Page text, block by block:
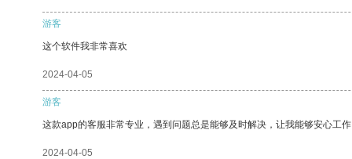
游客
这个软件我非常喜欢
2024-04-05
游客
这款app的客服非常专业，遇到问题总是能够及时解决，让我能够安心工
2024-04-05